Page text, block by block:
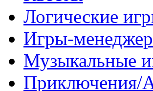
Логические
Игры-
Музыкальные
Приключения/